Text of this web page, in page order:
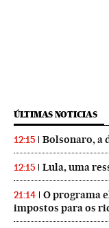
ÚLTIMAS NOTICIAS
12:15 Bolsonaro, a
12:15 Lula, uma
21:14
O programa
impostos para os